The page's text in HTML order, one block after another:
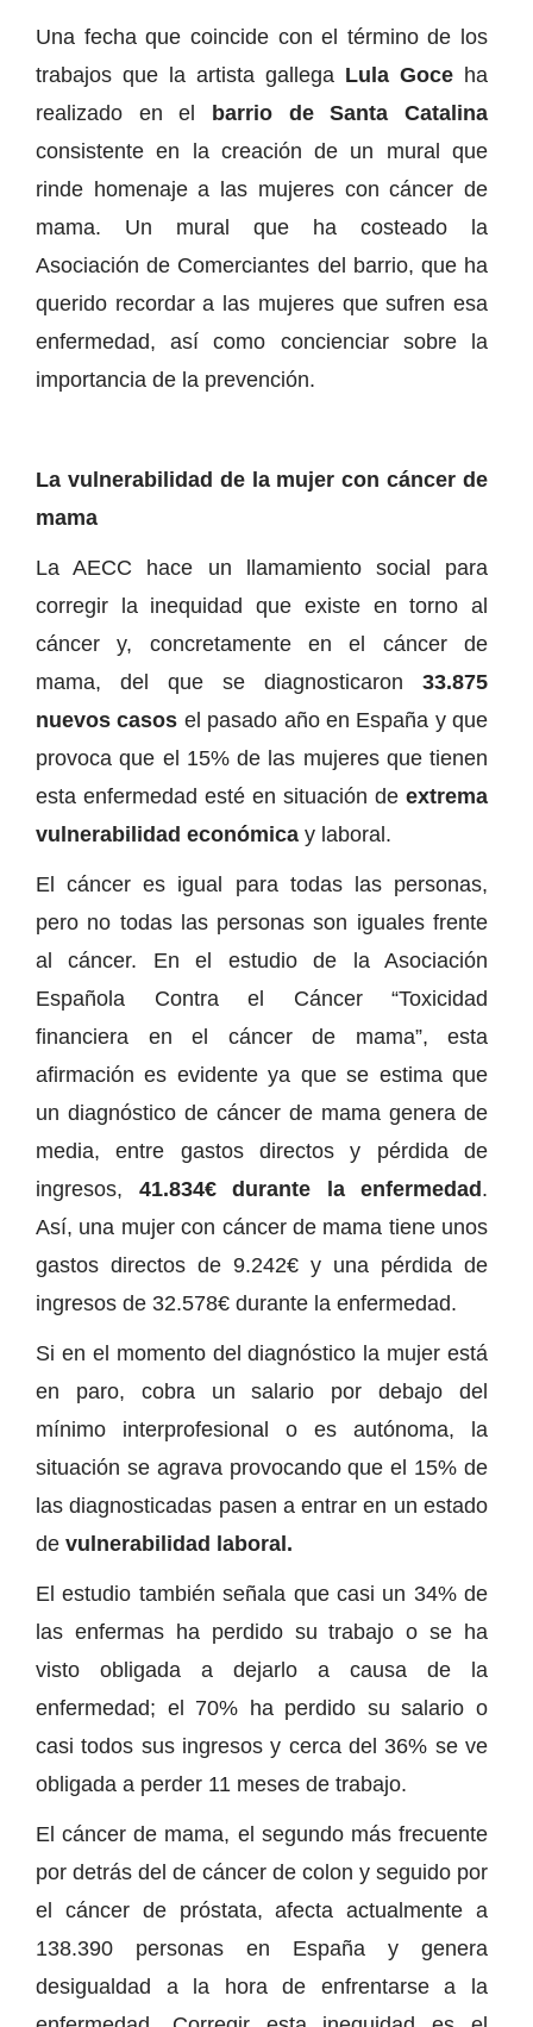
Una fecha que coincide con el término de los
trabajos que la artista gallega Lula Goce ha
realizado en el barrio de Santa Catalina
consistente en la creación de un mural que
rinde homenaje a las mujeres con cáncer de
mama. Un mural que ha costeado la
Asociación de Comerciantes del barrio, que ha
querido recordar a las mujeres que sufren esa
enfermedad, así como concienciar sobre la
importancia de la prevención.
La vulnerabilidad de la mujer con cáncer de
mama
La AECC hace un llamamiento social para
corregir la inequidad que existe en torno al
cáncer y, concretamente en el cáncer de
mama, del que se diagnosticaron 33.875
nuevos casos el pasado año en España y que
provoca que el 15% de las mujeres que tienen
esta enfermedad esté en situación de extrema
vulnerabilidad económica y laboral.
El cáncer es igual para todas las personas,
pero no todas las personas son iguales frente
al cáncer. En el estudio de la Asociación
Española Contra el Cáncer “Toxicidad
financiera en el cáncer de mama”, esta
afirmación es evidente ya que se estima que
un diagnóstico de cáncer de mama genera de
media, entre gastos directos y pérdida de
ingresos, 41.834€ durante la enfermedad.
Así, una mujer con cáncer de mama tiene unos
gastos directos de 9.242€ y una pérdida de
ingresos de 32.578€ durante la enfermedad.
Si en el momento del diagnóstico la mujer está
en paro, cobra un salario por debajo del
mínimo interprofesional o es autónoma, la
situación se agrava provocando que el 15% de
las diagnosticadas pasen a entrar en un estado
de vulnerabilidad laboral.
El estudio también señala que casi un 34% de
las enfermas ha perdido su trabajo o se ha
visto obligada a dejarlo a causa de la
enfermedad; el 70% ha perdido su salario o
casi todos sus ingresos y cerca del 36% se ve
obligada a perder 11 meses de trabajo.
El cáncer de mama, el segundo más frecuente
por detrás del de cáncer de colon y seguido por
el cáncer de próstata, afecta actualmente a
138.390 personas en España y genera
desigualdad a la hora de enfrentarse a la